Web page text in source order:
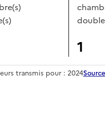
1
transmis pour : 2024